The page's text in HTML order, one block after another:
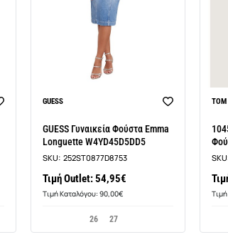
GUESS
GUESS Γυναικεία Φούστα Emma
Longuette W4YD45D5DD5
SKU: 252ST0877D8753
Τιμή Outlet: 54,95€
Τιμή Καταλόγου: 90,00€
26 27
TOM